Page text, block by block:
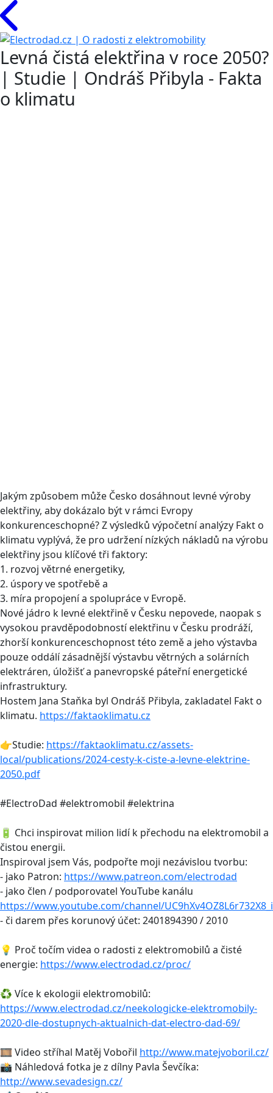
Levná čistá elektřina v roce 2050?
| Studie | Ondráš Přibyla - Fakta
o klimatu
Jakým způsobem může Česko dosáhnout levné výroby
elektřiny, aby dokázalo být v rámci Evropy
konkurenceschopné? Z výsledků výpočetní analýzy Fakt o
klimatu vyplývá, že pro udržení nízkých nákladů na výrobu
elektřiny jsou klíčové tři faktory:
1. rozvoj větrné energetiky,
2. úspory ve spotřebě a
3. míra propojení a spolupráce v Evropě.
Nové jádro k levné elektřině v Česku nepovede, naopak s
vysokou pravděpodobností elektřinu v Česku prodráží,
zhorší konkurenceschopnost této země a jeho výstavba
pouze oddálí zásadnější výstavbu větrných a solárních
elektráren, úložišť a panevropské páteřní energetické
infrastruktury.
Hostem Jana Staňka byl Ondráš Přibyla, zakladatel Fakt o
klimatu. https://faktaoklimatu.cz
👉Studie: https://faktaoklimatu.cz/assets-
local/publications/2024-cesty-k-ciste-a-levne-elektrine-
2050.pdf
#ElectroDad #elektromobil #elektrina
🔋 Chci inspirovat milion lidí k přechodu na elektromobil a
čistou energii.
Inspiroval jsem Vás, podpořte moji nezávislou tvorbu:
- jako Patron: https://www.patreon.com/electrodad
- jako člen / podporovatel YouTube kanálu
https://www.youtube.com/channel/
- či darem přes korunový účet: 2401894390 / 2010
💡 Proč točím videa o radosti z elektromobilů a čisté
energie: https://www.electrodad.cz/proc/
♻️ Více k ekologii elektromobilů:
https://www.electrodad.cz/neekologicke-elektromobily-
2020-dle-dostupnych-aktualnich-dat-electro-dad-69/
🎞 Video stříhal Matěj Vobořil http://www.matejvoboril.cz/
📸 Náhledová fotka je z dílny Pavla Ševčíka:
http://www.sevadesign.cz/